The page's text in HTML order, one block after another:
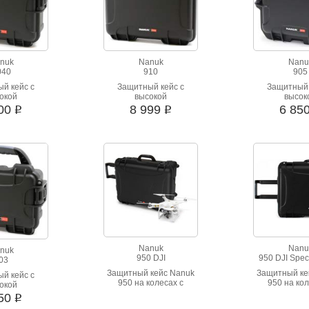
кейс с
i
Nanuk
910
Защитный кейс с
высокой
ударопрочностью.
Водонепроницаемый,
цвета.
8 999 i
905
Защитный
6
кейс с
i
Nanuk
950 DJI
Защитный кейс Nanuk
950 на колесах с
950 DJI
Защитный
950 на